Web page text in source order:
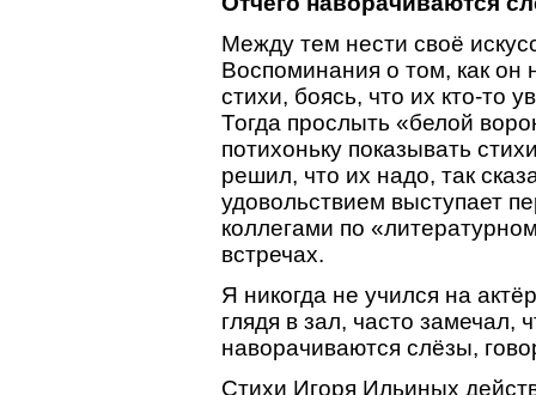
Между тем нести своё
Воспоминания о том, как он
стихи, боясь, что их кто-то
Тогда прослыть «белой
потихоньку показывать
решил, что их надо, так
удовольствием выступает
коллегами по
встречах.
Я никогда не учился на
глядя в зал, часто замечал,
наворачиваются слёзы,
Стихи Игоря Ильиных